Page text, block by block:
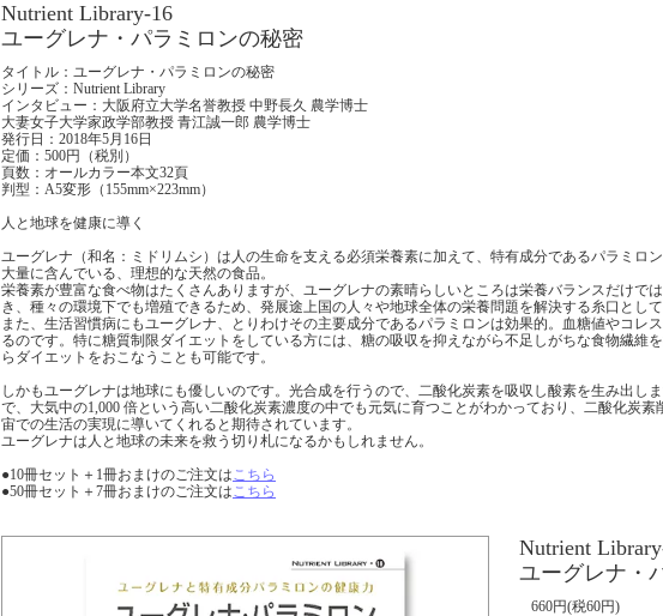
Nutrient Library-16
ユーグレナ・パラミロンの秘密
タイトル：ユーグレナ・パラミロンの秘密
シリーズ：Nutrient Library
インタビュー：大阪府立大学名誉教授 中野長久 農学博士
大妻女子大学家政学部教授 青江誠一郎 農学博士
発行日：2018年5月16日
定価：500円（税別）
頁数：オールカラー本文32頁
判型：A5変形（155mm×223mm）
人と地球を健康に導く
ユーグレナ（和名：ミドリムシ）は人の生命を支える必須栄養素に加えて、特有成分であるパラミロ
大量に含んでいる、理想的な天然の食品。
栄養素が豊富な食べ物はたくさんありますが、ユーグレナの素晴らしいところは栄養バランスだけで
き、種々の環境下でも増殖できるため、発展途上国の人々や地球全体の栄養問題を解決する糸口として
また、生活習慣病にもユーグレナ、とりわけその主要成分であるパラミロンは効果的。血糖値やコレ
るのです。特に糖質制限ダイエットをしている方には、糖の吸収を抑えながら不足しがちな食物繊維
らダイエットをおこなうことも可能です。
しかもユーグレナは地球にも優しいのです。光合成を行うので、二酸化炭素を吸収し酸素を生み出し
で、大気中の1,000 倍という高い二酸化炭素濃度の中でも元気に育つことがわかっており、二酸化炭
宙での生活の実現に導いてくれると期待されています。
ユーグレナは人と地球の未来を救う切り札になるかもしれません。
●10冊セット＋1冊おまけのご注文はこちら
●50冊セット＋7冊おまけのご注文はこちら
Nutrient
ユーグレナ・
660円(税60円)